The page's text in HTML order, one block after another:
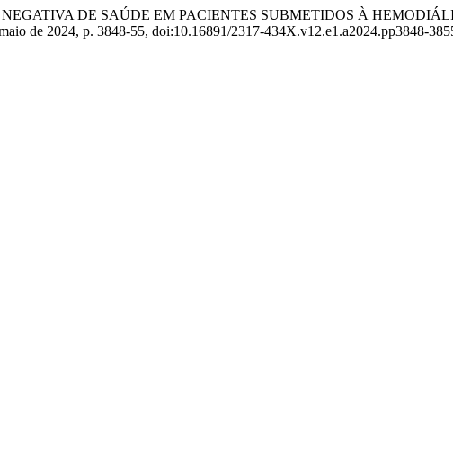
NEGATIVA DE SAÚDE EM PACIENTES SUBMETIDOS À
de 2024, p. 3848-55, doi:10.16891/2317-434X.v12.e1.a2024.pp3848-